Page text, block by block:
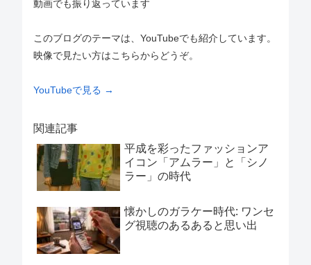
動画でも振り返っています
このブログのテーマは、YouTubeでも紹介しています。
映像で見たい方はこちらからどうぞ。
YouTubeで見る →
関連記事
平成を彩ったファッションア
イコン「アムラー」と「シノ
ラー」の時代
懐かしのガラケー時代: ワンセ
グ視聴のあるあると思い出